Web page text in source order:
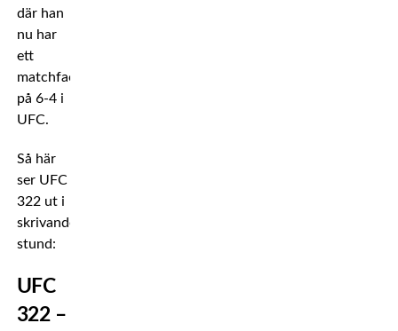
där han
nu har
ett
matchfacit
på 6-4 i
UFC.
Så här
ser UFC
322 ut i
skrivande
stund:
UFC
322 –